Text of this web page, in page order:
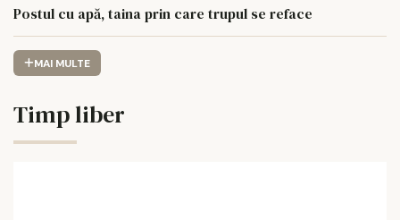
Postul cu apă, taina prin care trupul se reface
MAI MULTE
Timp liber